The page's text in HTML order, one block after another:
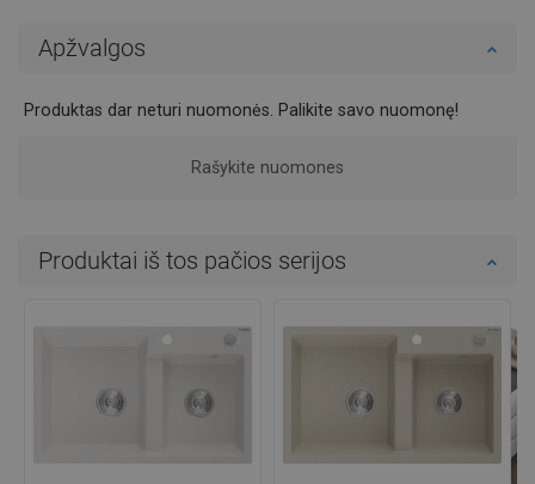
Apžvalgos
Produktas dar neturi nuomonės. Palikite savo nuomonę!
Rašykite nuomones
Produktai iš tos pačios serijos